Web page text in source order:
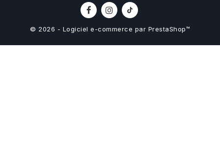
© 2026 - Logiciel e-commerce par PrestaShop™